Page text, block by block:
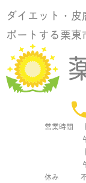
ダイエット・
ポートする栗
営業時間
休み